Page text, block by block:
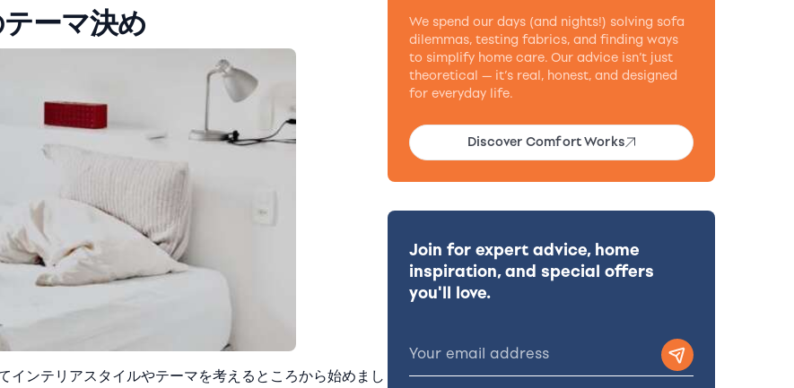
ーマ決め
インテリアスタイルやテーマを考えるところから始めまし
We spend our days (and nights!) solving sofa
dilemmas, testing fabrics, and finding ways
to simplify home care. Our advice isn’t just
theoretical — it’s real, honest, and designed
for everyday life.
Discover Comfort Works
Join for expert advice, home
inspiration, and special offers
you'll love.